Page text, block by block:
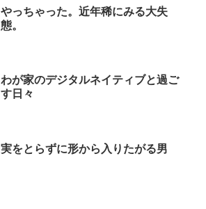
やっちゃった。近年稀にみる大失
態。
わが家のデジタルネイティブと過ご
す日々
実をとらずに形から入りたがる男